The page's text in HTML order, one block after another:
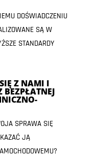
DOŚWIADCZENIU
SĄ W
STANDARDY
Z NAMI I
BEZPŁATNEJ
SPRAWA SIĘ
JĄ